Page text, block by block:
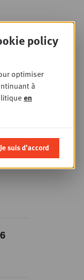
policy
optimiser
à
en
Je suis d'accord